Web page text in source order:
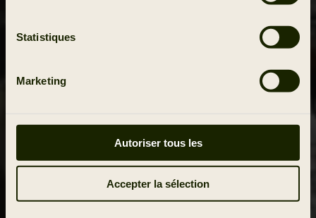
Statistiques
Marketing
Autoriser tous les
Accepter la sélection